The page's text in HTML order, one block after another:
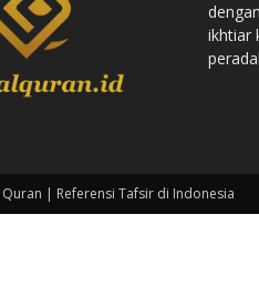
ikhtiar
| Referensi Tafsir di Indonesia